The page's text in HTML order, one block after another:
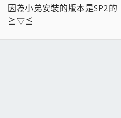
因為小弟安裝的版本是SP2的
≧▽≦